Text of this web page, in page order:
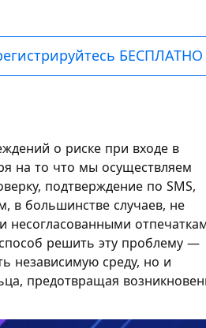
БЕСПЛАТНО
о риске при входе в
на то что мы осуществляем
подтверждение по SMS,
в большинстве случаев, не
несогласованными
решить эту проблему —
независимую среду, но и
предотвращая